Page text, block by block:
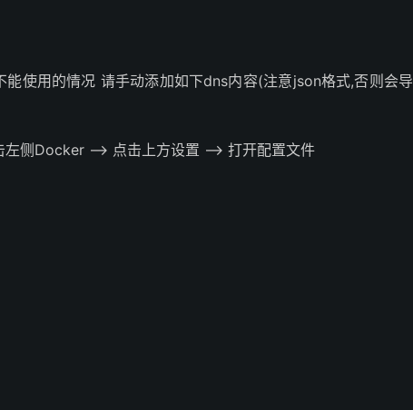
能使用的情况 请手动添加如下dns内容(注意json格式,否则会导
侧Docker –> 点击上方设置 –> 打开配置文件